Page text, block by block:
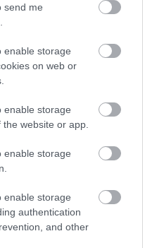
send me
enable storage
on web or
enable storage
website or app.
enable storage
enable storage
authentication
and other